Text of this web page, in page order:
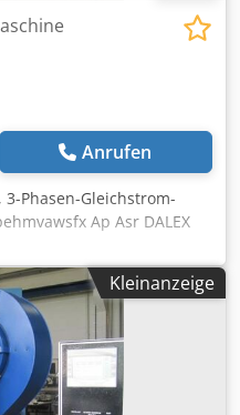
Anrufen
, 3-Phasen-Gleichstrom-
Ap Asr DALEX
50 % ED: 96 kVA Sek.-
Leerlaufspannung: 4,72 V
550 mm mit
Hauptschalter
Gewicht: 740 kg
Kleinanzeige